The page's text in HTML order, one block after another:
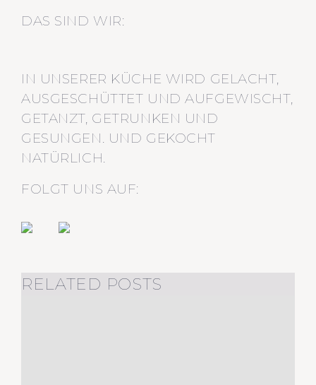
DAS SIND WIR:
IN UNSERER KÜCHE WIRD GELACHT,
AUSGESCHÜTTET UND AUFGEWISCHT,
GETANZT, GETRUNKEN UND
GESUNGEN. UND GEKOCHT
NATÜRLICH.
FOLGT UNS AUF:
RELATED POSTS